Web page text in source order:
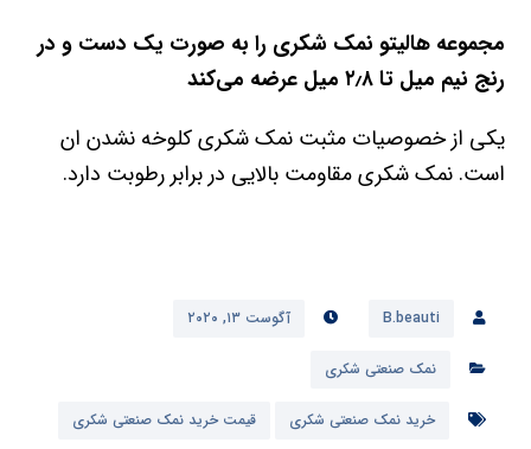
مجموعه هالیتو نمک شکری را به صورت یک دست و در
رنج نیم میل تا ۲٫۸ میل عرضه می‌کند
یکی از خصوصیات مثبت نمک شکری کلوخه نشدن ان
است. نمک شکری مقاومت بالایی در برابر رطوبت دارد.
B.beauti آگوست ۱۳, ۲۰۲۰
نمک صنعتی شکری
خرید نمک صنعتی شکری قیمت خرید نمک صنعتی شکری